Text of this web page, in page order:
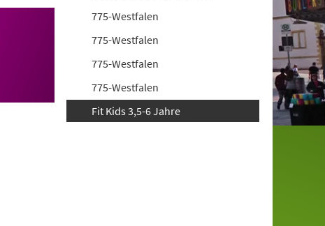
775-Westfalen
775-Westfalen
775-Westfalen
775-Westfalen
Fit Kids 3,5-6 Jahre